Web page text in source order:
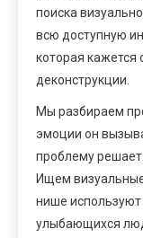
поиска
всю доступную
которая кажется
деконструкции.
Мы разбираем
эмоции он
проблему решает.
Ищем
нише
улыбающихся